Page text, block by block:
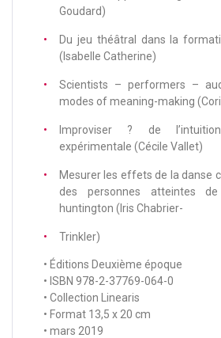
Goudard)
Du jeu théâtral dans la
(Isabelle Catherine)
Scientists – performers –
modes of meaning-making
Improviser ? de
expérimentale (Cécile Vallet)
Mesurer les effets de la danse
des personnes atteintes
huntington (Iris Chabrier-
Trinkler)
• Éditions Deuxième époque
• ISBN 978-2-37769-064-0
• Collection Linearis
• Format 13,5 x 20 cm
• mars 2019